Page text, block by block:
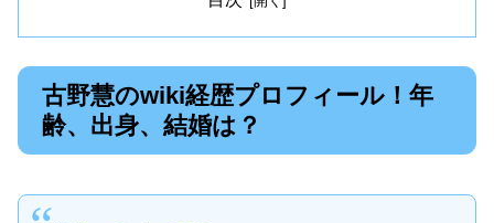
古野慧のwiki経歴プロフィール！年
齢、出身、結婚は？